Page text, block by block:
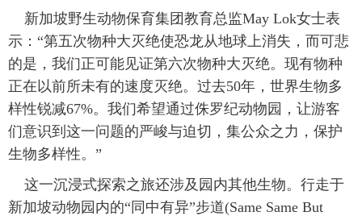
新加坡野生动物保育集团教育总监May Lok女士表
示：“第五次物种大灭绝使恐龙从地球上消失，而可悲
的是，我们正可能见证第六次物种大灭绝。现有物种
正在以前所未有的速度灭绝。过去50年，世界生物多
样性锐减67%。我们希望通过侏罗纪动物园，让游客
们意识到这一问题的严峻与迫切，集公众之力，保护
生物多样性。”
这一沉浸式探索之旅还涉及园内其他生物。行走于
新加坡动物园内的“同中有异”步道(Same Same But